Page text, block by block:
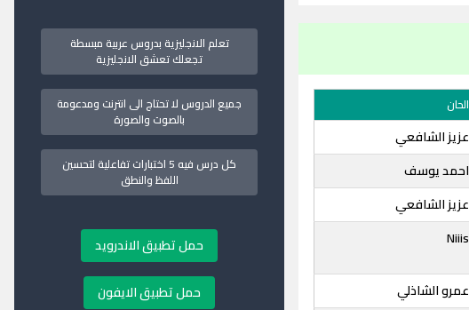
الحان
عزيز الشافعي
احمد يوسف
عزيز الشافعي
Niiis
عمرو الشاذلي
تعلم الانجليزية بدروس عربية مبسطة
تجعلك تعشق الانجليزية
جميع الدروس لا تحتاج الى انترنت ومدعومة
بالصوت والصورة
كل درس فيه 5 اختبارات تفاعلية لتحسين
اللفظ والنطق
حمل تطبيق الاندرويد
حمل تطبيق الايفون